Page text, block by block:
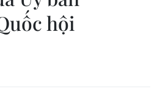
hội